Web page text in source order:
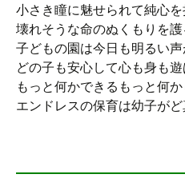
小さき瞳に魅せられて純心
壊れそうな命のぬくもりを
子どもの園は今日も明るい声
どの子も安心して心も身も遊
もっと何かできるもっと何
エンドレスの保育は幼子が